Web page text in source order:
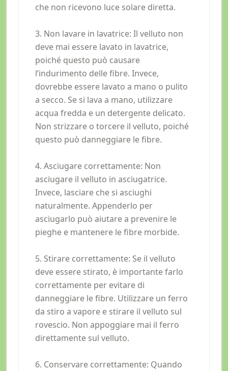
che non ricevono luce solare diretta.
3. Non lavare in lavatrice: Il velluto non
deve mai essere lavato in lavatrice,
poiché questo può causare
l’indurimento delle fibre. Invece,
dovrebbe essere lavato a mano o pulito
a secco. Se si lava a mano, utilizzare
acqua fredda e un detergente delicato.
Non strizzare o torcere il velluto, poiché
questo può danneggiare le fibre.
4. Asciugare correttamente: Non
asciugare il velluto in asciugatrice.
Invece, lasciare che si asciughi
naturalmente. Appenderlo per
asciugarlo può aiutare a prevenire le
pieghe e mantenere le fibre morbide.
5. Stirare correttamente: Se il velluto
deve essere stirato, è importante farlo
correttamente per evitare di
danneggiare le fibre. Utilizzare un ferro
da stiro a vapore e stirare il velluto sul
rovescio. Non appoggiare mai il ferro
direttamente sul velluto.
6. Conservare correttamente: Quando